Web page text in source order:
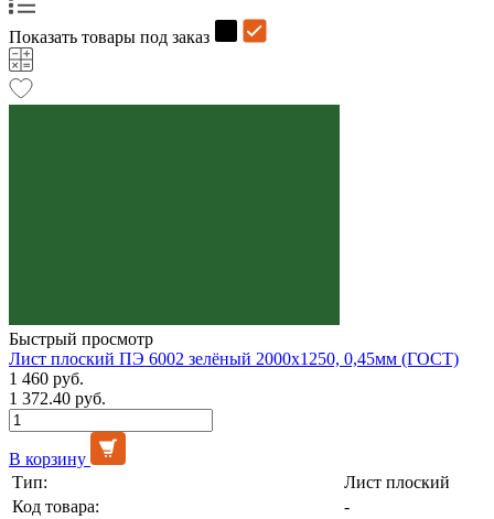
Показать товары под заказ
Быстрый просмотр
Лист плоский ПЭ 6002 зелёный 2000х1250, 0,45мм (ГОСТ)
1 460 руб.
1 372.40 руб.
В корзину
Тип:
Лист плоский
Код товара:
-